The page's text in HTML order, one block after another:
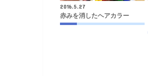
2016.5.27
赤みを消したヘアカラー